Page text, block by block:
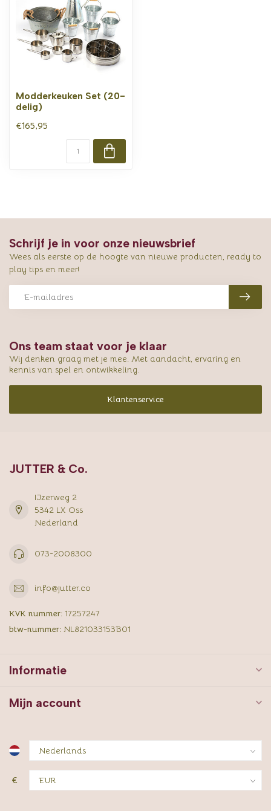
Modderkeuken Set (20-
delig)
€165,95
Ons team staat voor je klaar
Wij denken graag met je mee. Met aandacht, ervaring en
kennis van spel en ontwikkeling.
Klantenservice
Schrijf je in voor onze nieuwsbrief
Wees als eerste op de hoogte van nieuwe producten, ready to
play tips en meer!
JUTTER & Co.
IJzerweg 2
5342 LX Oss
Nederland
073-2008300
info@jutter.co
KVK nummer: 17257247
btw-nummer: NL821033153B01
Informatie
Mijn account
€